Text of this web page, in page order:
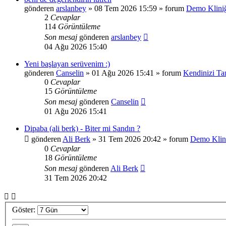
gönderen arslanbey » 08 Tem 2026 15:59 » forum Demo
2 Cevaplar
114 Görüntüleme
Son mesaj gönderen arslanbey
04 Ağu 2026 15:40
Yeni başlayan serüvenim :)
gönderen Canselin » 01 Ağu 2026 15:41 » forum Kendinizi
0 Cevaplar
15 Görüntüleme
Son mesaj gönderen Canselin
01 Ağu 2026 15:41
Dipaba (ali berk) - Biter mi Sandın ?
gönderen Ali Berk » 31 Tem 2026 20:42 » forum Demo
0 Cevaplar
18 Görüntüleme
Son mesaj gönderen Ali Berk
31 Tem 2026 20:42
Göster: